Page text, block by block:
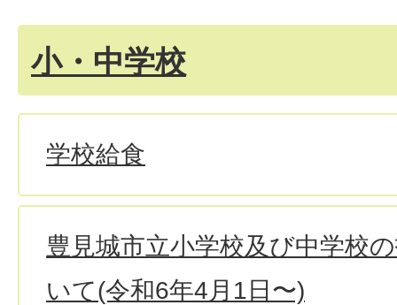
小・中学校
学校給食
豊見城市立小学校及び中学校
いて(令和6年4月1日〜)